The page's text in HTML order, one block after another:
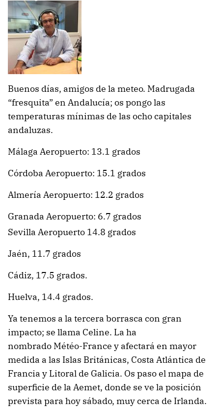
Buenos días, amigos de la meteo. Madrugada
“fresquita” en Andalucía; os pongo las
temperaturas mínimas de las ocho capitales
andaluzas.
Málaga Aeropuerto: 13.1 grados
Córdoba Aeropuerto: 15.1 grados
Almería Aeropuerto: 12.2 grados
Granada Aeropuerto: 6.7 grados
Sevilla Aeropuerto 14.8 grados
Jaén, 11.7 grados
Cádiz, 17.5 grados.
Huelva, 14.4 grados.
Ya tenemos a la tercera borrasca con gran
impacto; se llama Celine. La ha
nombrado Météo-France y afectará en mayor
medida a las Islas Británicas, Costa Atlántica de
Francia y Litoral de Galicia. Os paso el mapa de
superficie de la Aemet, donde se ve la posición
prevista para hoy sábado, muy cerca de Irlanda.